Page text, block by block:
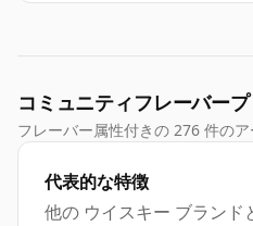
コミュニティフレーバー
フレーバー属性付きの 276 件の
代表的な特徴
他の ウイスキー ブランド